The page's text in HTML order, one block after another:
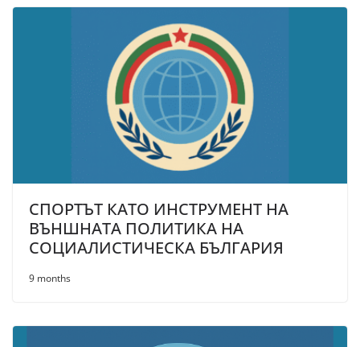
СПОРТЪТ КАТО ИНСТРУМЕНТ НА
ВЪНШНАТА ПОЛИТИКА НА
СОЦИАЛИСТИЧЕСКА БЪЛГАРИЯ
9 months